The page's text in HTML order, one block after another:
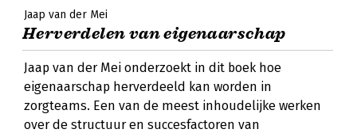
Jaap van der Mei
Herverdelen van eigenaarschap
Jaap van der Mei onderzoekt in dit boek hoe
eigenaarschap herverdeeld kan worden in
zorgteams. Een van de meest inhoudelijke werken
over de structuur en succesfactoren van